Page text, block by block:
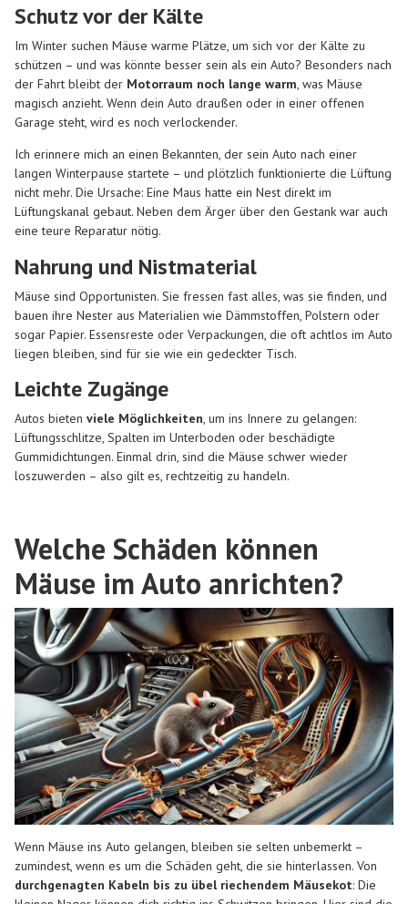
Schutz vor der Kälte
Im Winter suchen Mäuse warme Plätze, um sich vor der Kälte zu
schützen – und was könnte besser sein als ein Auto? Besonders nach
der Fahrt bleibt der Motorraum noch lange warm, was Mäuse
magisch anzieht. Wenn dein Auto draußen oder in einer offenen
Garage steht, wird es noch verlockender.
Ich erinnere mich an einen Bekannten, der sein Auto nach einer
langen Winterpause startete – und plötzlich funktionierte die Lüftung
nicht mehr. Die Ursache: Eine Maus hatte ein Nest direkt im
Lüftungskanal gebaut. Neben dem Ärger über den Gestank war auch
eine teure Reparatur nötig.
Nahrung und Nistmaterial
Mäuse sind Opportunisten. Sie fressen fast alles, was sie finden, und
bauen ihre Nester aus Materialien wie Dämmstoffen, Polstern oder
sogar Papier. Essensreste oder Verpackungen, die oft achtlos im Auto
liegen bleiben, sind für sie wie ein gedeckter Tisch.
Leichte Zugänge
Autos bieten viele Möglichkeiten, um ins Innere zu gelangen:
Lüftungsschlitze, Spalten im Unterboden oder beschädigte
Gummidichtungen. Einmal drin, sind die Mäuse schwer wieder
loszuwerden – also gilt es, rechtzeitig zu handeln.
Welche Schäden können
Mäuse im Auto anrichten?
Wenn Mäuse ins Auto gelangen, bleiben sie selten unbemerkt –
zumindest, wenn es um die Schäden geht, die sie hinterlassen. Von
durchgenagten Kabeln bis zu übel riechendem Mäusekot: Die